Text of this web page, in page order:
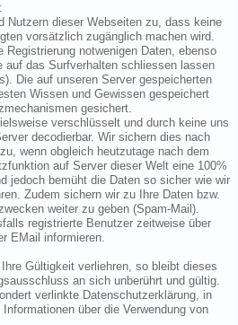
Nutzern dieser Webseiten zu, dass keine
vorsätzlich zugänglich machen wird.
Registrierung notwenigen Daten, ebenso
auf das Surfverhalten schliessen lassen
Die auf unseren Server gespeicherten
Wissen und Gewissen gespeichert
gesichert.
verschlüsselt und durch keine uns
decodierbar. Wir sichern dies nach
wenn obgleich heutzutage nach dem
auf Server dieser Welt eine 100%
jedoch bemüht die Daten so sicher wie wir
Zudem sichern wir zu Ihre Daten bzw.
weiter zu geben (Spam-Mail).
registrierte Benutzer zeitweise über
EMail informieren.
Gültigkeit verliehren, so bleibt dieses
an sich unberührt und gültig.
verlinkte Datenschutzerklärung, in
über die Verwendung von